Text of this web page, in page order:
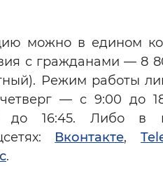
можно в едином
с гражданами — 8
Режим работы
— с 9:00 до
до 16:45. Либо в
Вконтакте,
.